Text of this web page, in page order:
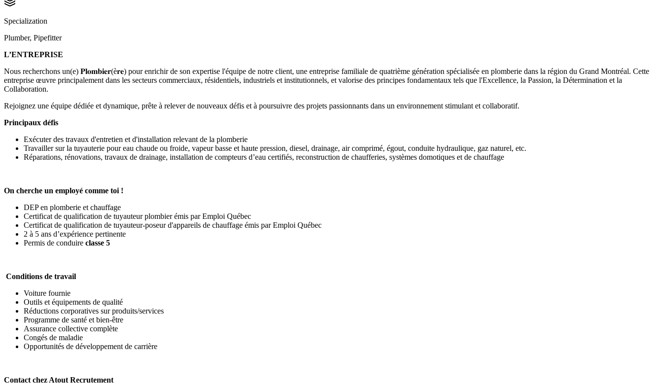
Specialization
Plumber, Pipefitter
L’ENTREPRISE
Nous recherchons un(e) 𝐏𝐥𝐨𝐦𝐛𝐢𝐞𝐫(è𝐫𝐞) pour enrichir de son expertise l'équipe de notre client, une entreprise familiale de quatrième génération spécialisée en plomberie dans la région du Grand Montréal. Cette
entreprise œuvre principalement dans les secteurs commerciaux, résidentiels, industriels et institutionnels, et valorise des principes fondamentaux tels que l'Excellence, la Passion, la Détermination et la
Collaboration.
Rejoignez une équipe dédiée et dynamique, prête à relever de nouveaux défis et à poursuivre des projets passionnants dans un environnement stimulant et collaboratif.
Principaux défis
Exécuter des travaux d'entretien et d'installation relevant de la plomberie
Travailler sur la tuyauterie pour eau chaude ou froide, vapeur basse et haute pression, diesel, drainage, air comprimé, égout, conduite hydraulique, gaz naturel, etc.
Réparations, rénovations, travaux de drainage, installation de compteurs d’eau certifiés, reconstruction de chaufferies, systèmes domotiques et de chauffage
On cherche un employé comme toi !
DEP en plomberie et chauffage
Certificat de qualification de tuyauteur plombier émis par Emploi Québec
Certificat de qualification de tuyauteur-poseur d'appareils de chauffage émis par Emploi Québec
2 à 5 ans d’expérience pertinente
Permis de conduire classe 5
Conditions de travail
Voiture fournie
Outils et équipements de qualité
Réductions corporatives sur produits/services
Programme de santé et bien-être
Assurance collective complète
Congés de maladie
Opportunités de développement de carrière
Contact chez Atout Recrutement